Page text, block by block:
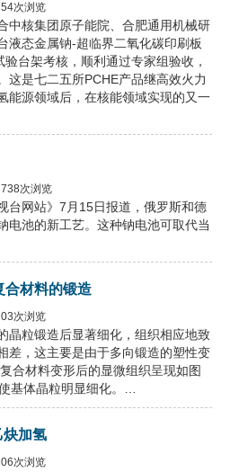
次浏览
中核集团原子能院、合肥通用机械研
液态金属钠-超临界二氧化碳印刷板
台架考核，顺利通过专家组验收，
这是七二五所PCHE产品继高效火力
能源领域后，在核能领域实现的又一
次浏览
台网站》7月15日报道，俄罗斯和德
电池的新工艺。这种钠电池可取代当
合材料的锻造
次浏览
晶粒锻造后显著细化，组织相应地致
差，这主要是由于多向锻造的塑性变
合材料变形后的显微组织呈现如图
基体晶粒明显细化。…
炔加氢
次浏览